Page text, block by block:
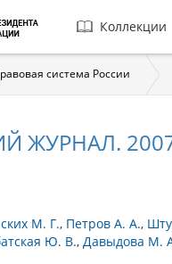
Главная
навигация
Коллекции
система России
ЖУРНАЛ.
М. Г. Петров А. А.
Ю. В. Давыдова М.